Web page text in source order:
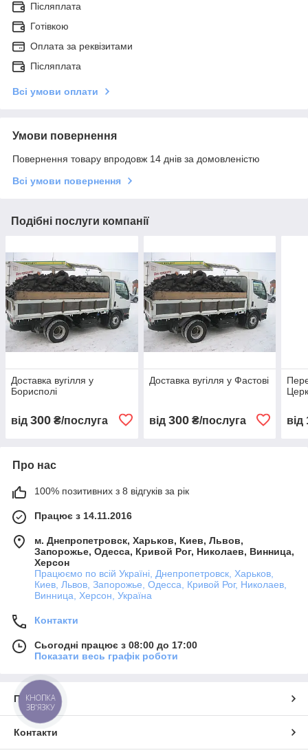
Післяплата
Готівкою
Оплата за реквізитами
Післяплата
Всі умови оплати
Умови повернення
Повернення товару впродовж 14 днів за домовленістю
Всі умови повернення
Подібні послуги компанії
Доставка вугілля у
Борисполі
від 300 ₴/послуга
Доставка вугілля у Фастові
від 300₴/послуга від
Про нас
100% позитивних з 8 відгуків за рік
Працює з 14.11.2016
м. Днепропетровск, Харьков, Киев, Львов,
Запорожье, Одесса, Кривой Рог, Николаев, Винница,
Херсон
Працюємо по всій Україні, Днепропетровск, Харьков,
Киев, Львов, Запорожье, Одесса, Кривой Рог, Николаев,
Винница, Херсон, Україна
Контакти
Сьогодні працює з 08:00 до 17:00
Показати весь графік роботи
Про нас
Контакти
КНОПКА
ЗВ'ЯЗКУ